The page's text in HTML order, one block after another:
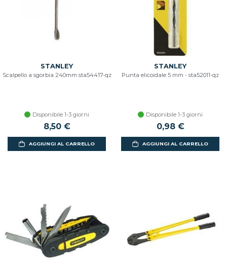
STANLEY
Scalpello a sgorbia 240mm sta54417-qz
Disponibile 1-3 giorni
8,50 €
AGGIUNGI AL CARRELLO
STANLEY
Punta elicoidale 5 mm - sta52011-qz
Disponibile 1-3 giorni
0,98 €
AGGIUNGI AL CARRELLO